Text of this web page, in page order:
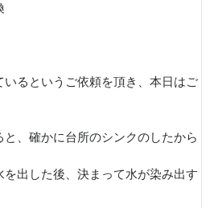
るというご依頼を頂き、本日はご
と、確かに台所のシンクのしたから
出した後、決まって水が染み出す